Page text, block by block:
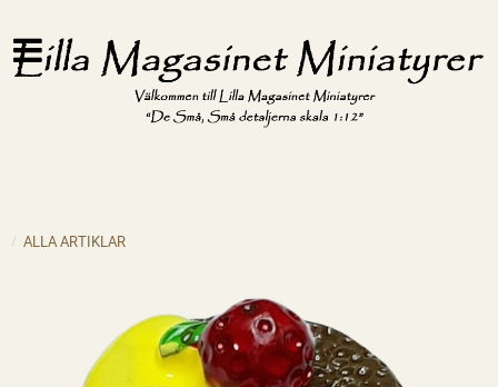
ALLA ARTIKLAR